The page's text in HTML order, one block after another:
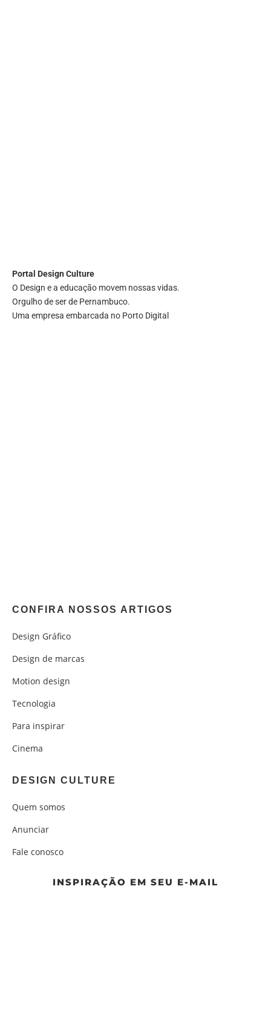
Portal Design Culture
O Design e a educação movem nossas vidas.
Orgulho de ser de Pernambuco.
Uma empresa embarcada no Porto Digital
CONFIRA NOSSOS ARTIGOS
Design Gráfico
Design de marcas
Motion design
Tecnologia
Para inspirar
Cinema
DESIGN CULTURE
Quem somos
Anunciar
Fale conosco
INSPIRAÇÃO EM SEU E-MAIL